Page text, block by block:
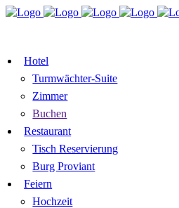
Hotel
Turmwächter-Suite
Zimmer
Buchen
Restaurant
Tisch Reservierung
Burg Proviant
Feiern
Hochzeit